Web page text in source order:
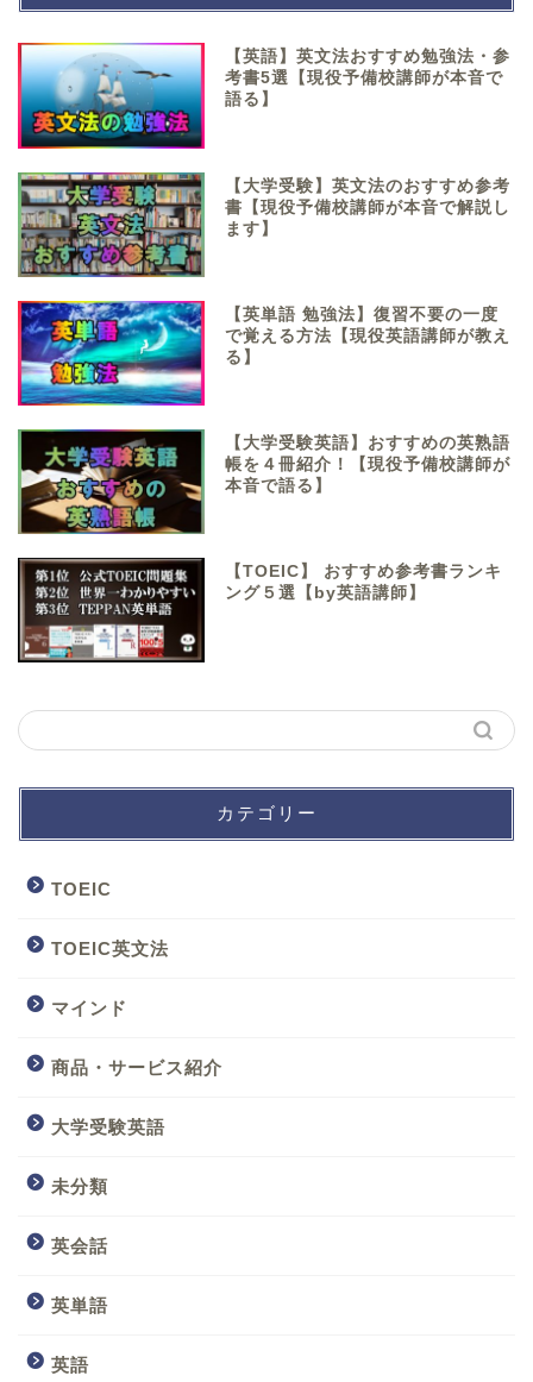
【英語】英文法おすすめ勉強法・参
考書5選【現役予備校講師が本音で
語る】
【大学受験】英文法のおすすめ参考
書【現役予備校講師が本音で解説し
ます】
【英単語 勉強法】復習不要の一度
で覚える方法【現役英語講師が教え
る】
【大学受験英語】おすすめの英熟語
帳を４冊紹介！【現役予備校講師が
本音で語る】
【TOEIC】 おすすめ参考書ランキ
ング５選【by英語講師】
カテゴリー
TOEIC
TOEIC英文法
マインド
商品・サービス紹介
大学受験英語
未分類
英会話
英単語
英語